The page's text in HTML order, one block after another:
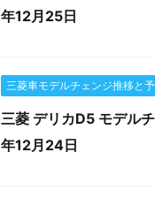
年12月25日
三菱車モデルチェンジ推移と
三菱 デリカD5 モデル
年12月24日